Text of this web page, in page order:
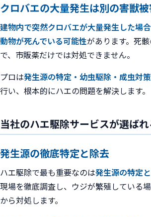
クロバエの大量発生は別の害獣
建物内で突然クロバエが大量発生した場
動物が死んでいる可能性があります。死
で、市販薬だけでは対処できません。
プロは発生源の特定・幼虫駆除・成虫対
行い、根本的にハエの問題を解決します。
当社のハエ駆除サービスが選ば
発生源の徹底特定と除去
ハエ駆除で最も重要なのは発生源の特定
現場を徹底調査し、ウジが繁殖している
から対処します。